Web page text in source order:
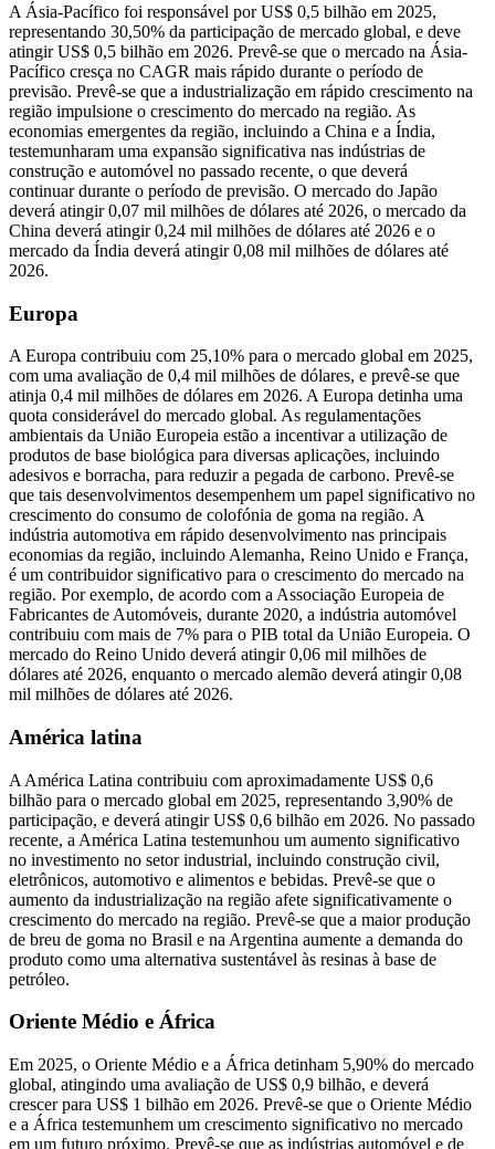
A Ásia-Pacífico foi responsável por US$ 0,5 bilhão em 2025,
representando 30,50% da participação de mercado global, e deve
atingir US$ 0,5 bilhão em 2026. Prevê-se que o mercado na Ásia-
Pacífico cresça no CAGR mais rápido durante o período de
previsão. Prevê-se que a industrialização em rápido crescimento na
região impulsione o crescimento do mercado na região. As
economias emergentes da região, incluindo a China e a Índia,
testemunharam uma expansão significativa nas indústrias de
construção e automóvel no passado recente, o que deverá
continuar durante o período de previsão. O mercado do Japão
deverá atingir 0,07 mil milhões de dólares até 2026, o mercado da
China deverá atingir 0,24 mil milhões de dólares até 2026 e o ​​
mercado da Índia deverá atingir 0,08 mil milhões de dólares até
2026.
Europa
A Europa contribuiu com 25,10% para o mercado global em 2025,
com uma avaliação de 0,4 mil milhões de dólares, e prevê-se que
atinja 0,4 mil milhões de dólares em 2026. A Europa detinha uma
quota considerável do mercado global. As regulamentações
ambientais da União Europeia estão a incentivar a utilização de
produtos de base biológica para diversas aplicações, incluindo
adesivos e borracha, para reduzir a pegada de carbono. Prevê-se
que tais desenvolvimentos desempenhem um papel significativo no
crescimento do consumo de colofónia de goma na região. A
indústria automotiva em rápido desenvolvimento nas principais
economias da região, incluindo Alemanha, Reino Unido e França,
é um contribuidor significativo para o crescimento do mercado na
região. Por exemplo, de acordo com a Associação Europeia de
Fabricantes de Automóveis, durante 2020, a indústria automóvel
contribuiu com mais de 7% para o PIB total da União Europeia. O
mercado do Reino Unido deverá atingir 0,06 mil milhões de
dólares até 2026, enquanto o mercado alemão deverá atingir 0,08
mil milhões de dólares até 2026.
América latina
A América Latina contribuiu com aproximadamente US$ 0,6
bilhão para o mercado global em 2025, representando 3,90% de
participação, e deverá atingir US$ 0,6 bilhão em 2026. No passado
recente, a América Latina testemunhou um aumento significativo
no investimento no setor industrial, incluindo construção civil,
eletrônicos, automotivo e alimentos e bebidas. Prevê-se que o
aumento da industrialização na região afete significativamente o
crescimento do mercado na região. Prevê-se que a maior produção
de breu de goma no Brasil e na Argentina aumente a demanda do
produto como uma alternativa sustentável às resinas à base de
petróleo.
Oriente Médio e África
Em 2025, o Oriente Médio e a África detinham 5,90% do mercado
global, atingindo uma avaliação de US$ 0,9 bilhão, e deverá
crescer para US$ 1 bilhão em 2026. Prevê-se que o Oriente Médio
e a África testemunhem um crescimento significativo no mercado
em um futuro próximo. Prevê-se que as indústrias automóvel e de